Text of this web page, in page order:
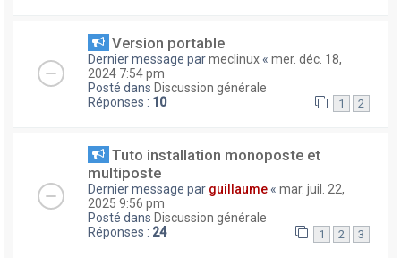
Version portable
Dernier message parmeclinux « mer. déc. 18,
2024 7:54 pm
Posté dans Discussion générale
Réponses : 10 1 2
Tuto installation monoposte et
multiposte
Dernier message par guillaume « mar. juil. 22,
2025 9:56 pm
Posté dans Discussion générale
Réponses : 24 1 2 3